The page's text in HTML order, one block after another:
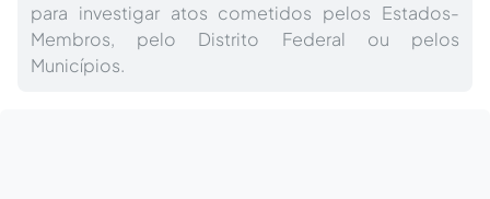
para investigar atos cometidos pelos Estados-
Membros, pelo Distrito Federal ou pelos
Municípios.